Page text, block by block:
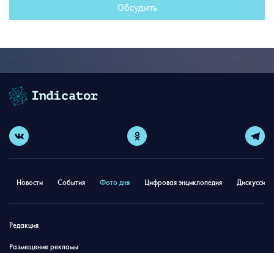
Обсудить
Новости События Фото дня Цифровая энциклопедия
Редакция
Размещение рекламы